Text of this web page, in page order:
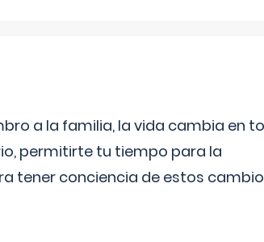
a la familia, la vida cambia en
permitirte tu tiempo para la
tener conciencia de estos